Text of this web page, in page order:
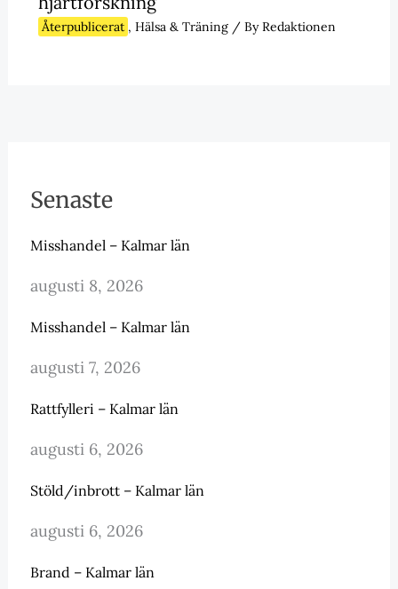
Återpublicerat , Hälsa & Träning/ ByRedaktionen
Senaste
Misshandel – Kalmar län
augusti 8, 2026
Misshandel – Kalmar län
augusti 7, 2026
Rattfylleri – Kalmar län
augusti 6, 2026
Stöld/inbrott – Kalmar län
augusti 6, 2026
Brand – Kalmar län